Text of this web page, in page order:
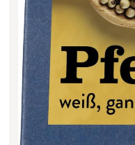
Weinkellerei Stift
Kremsmünster
Wildkraut
KATEGORIE
Filter zurücksetzen